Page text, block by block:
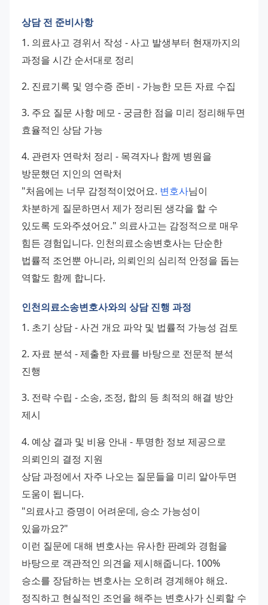
상담 전 준비사항
1. 의료사고 경위서 작성 - 사고 발생부터 현재까지의
과정을 시간 순서대로 정리
2. 진료기록 및 영수증 준비 - 가능한 모든 자료 수집
3. 주요 질문 사항 메모 - 궁금한 점을 미리 정리해두면
효율적인 상담 가능
4. 관련자 연락처 정리 - 목격자나 함께 병원을
방문했던 지인의 연락처
"처음에는 너무 감정적이었어요. 변호사님이
차분하게 질문하면서 제가 정리된 생각을 할 수
있도록 도와주셨어요." 의료사고는 감정적으로 매우
힘든 경험입니다. 인천의료소송변호사는 단순한
법률적 조언뿐 아니라, 의뢰인의 심리적 안정을 돕는
역할도 함께 합니다.
인천의료소송변호사와의 상담 진행 과정
1. 초기 상담 - 사건 개요 파악 및 법률적 가능성 검토
2. 자료 분석 - 제출한 자료를 바탕으로 전문적 분석
진행
3. 전략 수립 - 소송, 조정, 합의 등 최적의 해결 방안
제시
4. 예상 결과 및 비용 안내 - 투명한 정보 제공으로
의뢰인의 결정 지원
상담 과정에서 자주 나오는 질문들을 미리 알아두면
도움이 됩니다.
"의료사고 증명이 어려운데, 승소 가능성이
있을까요?"
이런 질문에 대해 변호사는 유사한 판례와 경험을
바탕으로 객관적인 의견을 제시해줍니다. 100%
승소를 장담하는 변호사는 오히려 경계해야 해요.
정직하고 현실적인 조언을 해주는 변호사가 신뢰할 수